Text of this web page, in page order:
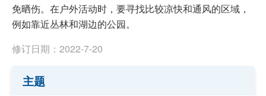
免晒伤。在户外活动时，要寻找比较凉快和通风的区域，
例如靠近丛林和湖边的公园。
修订日期：2022-7-20
主题